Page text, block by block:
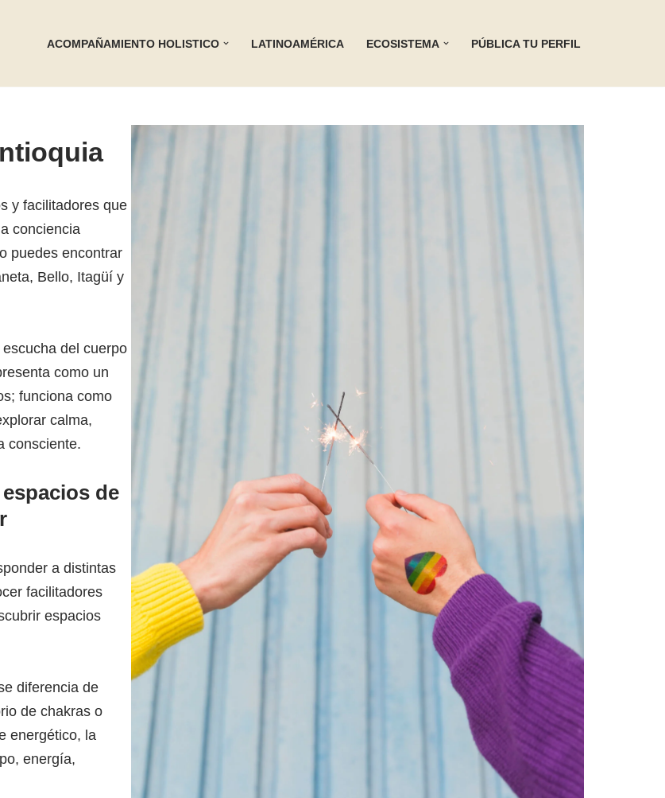
ACOMPAÑAMIENTO HOLISTICO LATINOAMÉRICA ECOSISTEMA PÚBLICA TU PERFIL
y facilitadores que
conciencia
puedes encontrar
Bello, Itagüí y
del cuerpo
como un
funciona como
calma,
consciente.
de
a distintas
facilitadores
espacios
diferencia de
de chakras o
energético, la
energía,